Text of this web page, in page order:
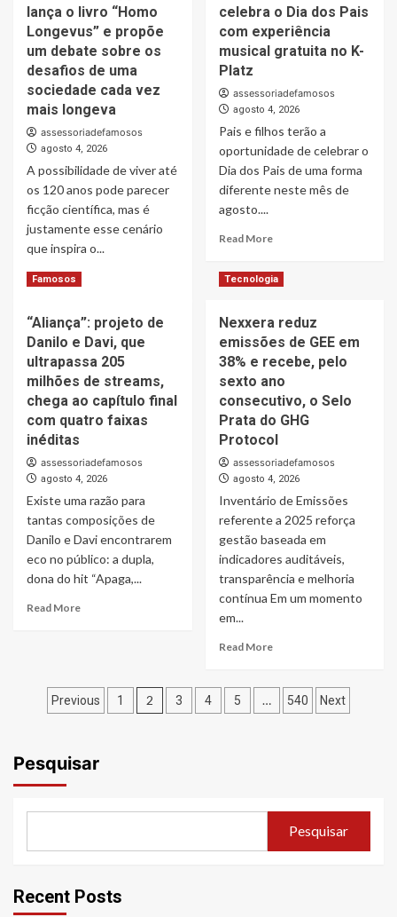
Assassinas
em
DVD
gravado
no
Capital
Moto
“Homo
Longevus”,
de
Luiz
Foggetti,
já
está
à
venda
Amazon
uma
lança o livro “Homo
Longevus” e propõe
um debate sobre os
desafios de uma
sociedade cada vez
mais longeva
assessoriadefamosos
agosto 4, 2026
A possibilidade de viver até
os 120 anos pode parecer
ficção científica, mas é
justamente esse cenário
que inspira o...
Read More Read
Luiz
Paulo
Foggetti
lança
livro
“Homo
e
propõe
sobre
os
desafios
de
sociedade
celebra o Dia dos Pais
com experiência
musical gratuita no K-
Platz
assessoriadefamosos
agosto 4, 2026
Pais e filhos terão a
oportunidade de celebrar o
Dia dos Pais de uma forma
diferente neste mês de
agosto....
Read MoreRead
about
School
Rock
celebra
Dia
dos
Pais
com
experiência
K-
Platz
Famosos
“Aliança”: projeto de
Danilo e Davi, que
ultrapassa 205
milhões de streams,
chega ao capítulo final
com quatro faixas
inéditas
assessoriadefamosos
agosto 4, 2026
Existe uma razão para
tantas composições de
Danilo e Davi encontrarem
eco no público: a dupla,
dona do hit “Apaga,...
Read MoreRead
de
Danilo
ultrapassa
final
Tecnologia
Nexxera reduz
emissões de GEE em
38% e recebe, pelo
sexto ano
consecutivo, o Selo
Prata do GHG
Protocol
assessoriadefamosos
agosto 4, 2026
Inventário de Emissões
referente a 2025 reforça
gestão baseada em
indicadores auditáveis,
transparência e melhoria
contínua Em um momento
em...
Read MoreRead
Nexxera
reduz
e
recebe,
Paginação
posts
Previous 1 2 3 4 5 … 540 Next
Pesquisar
Pesquisar
Recent Posts